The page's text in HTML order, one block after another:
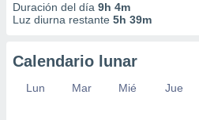
Duración del día 9h 4m
Luz diurna restante 5h 39m
Calendario lunar
Lun Mar Mié Jue